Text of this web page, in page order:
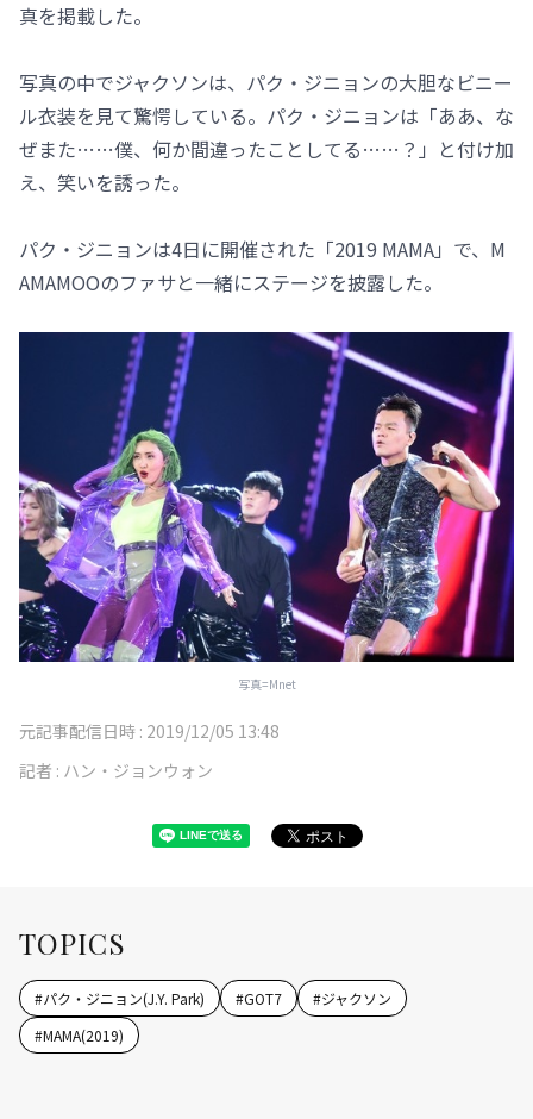
真を掲載した。
写真の中でジャクソンは、パク・ジニョンの大胆なビニー
ル衣装を見て驚愕している。パク・ジニョンは「ああ、な
ぜまた……僕、何か間違ったことしてる……？」と付け加
え、笑いを誘った。
パク・ジニョンは4日に開催された「2019 MAMA」で、M
AMAMOOのファサと一緒にステージを披露した。
写真=Mnet
元記事配信日時 : 2019/12/05 13:48
記者 : ハン・ジョンウォン
TOPICS
#パク・ジニョン(J.Y. Park) #GOT7 #ジャクソン
#MAMA(2019)